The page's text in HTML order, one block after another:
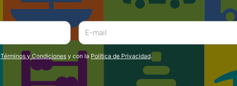
Términos y Condiciones y con la Política de Privacidad.